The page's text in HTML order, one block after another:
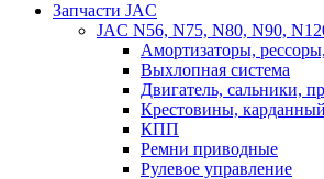
Запчасти JAC
JAC N56, N75, N80, N90,
Амортизаторы,
Выхлопная система
Двигатель, сальники,
Крестовины,
КПП
Ремни приводные
Рулевое управление